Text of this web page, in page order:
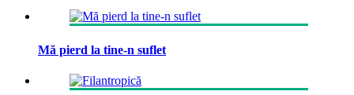
Mă pierd la tine-n suflet